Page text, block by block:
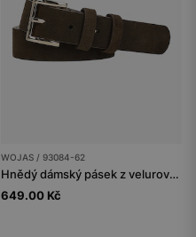
WOJAS / 93084-62
Hnědý dámský pásek z velurové štípané kůže
649.00 Kč